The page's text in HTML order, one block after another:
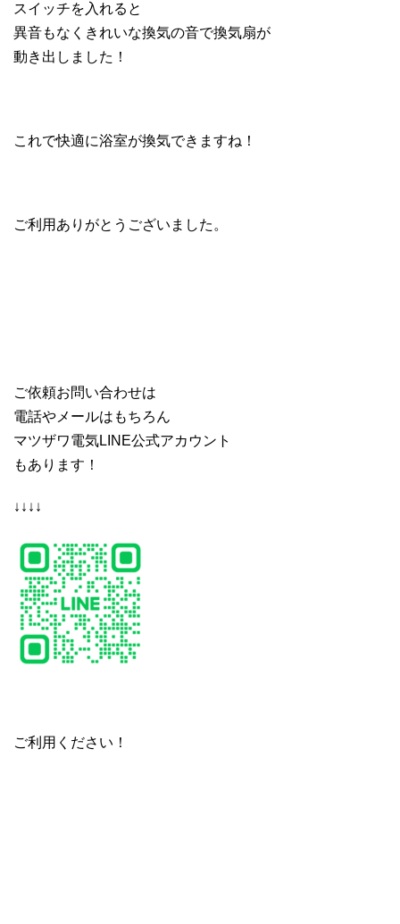
スイッチを入れると
異音もなくきれいな換気の音で換気扇が
動き出しました！
これで快適に浴室が換気できますね！
ご利用ありがとうございました。
ご依頼お問い合わせは
電話やメールはもちろん
マツザワ電気LINE公式アカウント
もあります！
↓↓↓↓
ご利用ください！